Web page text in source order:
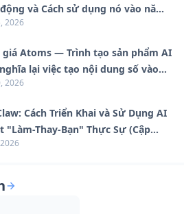
và Cách sử dụng nó vào năm
2026
giá Atoms — Trình tạo sản phẩm AI
lại việc tạo nội dung số vào
2026
Cách Triển Khai và Sử Dụng AI
"Làm-Thay-Bạn" Thực Sự (Cập